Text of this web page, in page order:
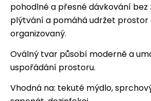
pohodlné a přesné dávkování
plýtvání a pomáhá udržet prostor
organizovaný.
Oválný tvar působí moderně a
uspořádání prostoru.
Vhodná na: tekuté mýdlo,